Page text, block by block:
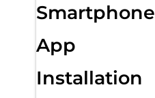
Smartphone
App
Installation